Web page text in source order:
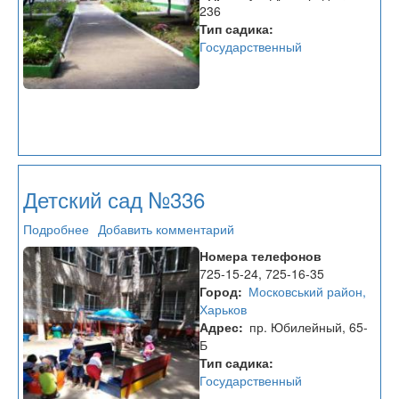
236
Тип садика
Государственный
Детский сад №336
Подробнее
Детский
сад
№336
Добавить комментарий
Номера телефонов
725-15-24, 725-16-35
Город
Московський район,
Харьков
Адрес
пр. Юбилейный, 65-
Б
Тип садика
Государственный